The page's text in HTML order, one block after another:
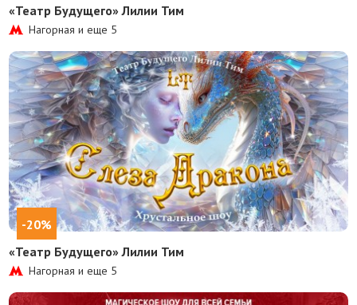
«Театр Будущего» Лилии Тим
Нагорная и еще 5
-20%
«Театр Будущего» Лилии Тим
Нагорная и еще 5